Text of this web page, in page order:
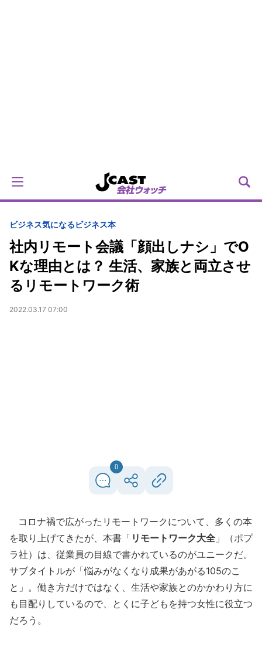
ビジネス気になるビジネス本
社内リモート会議「顔出しナシ」でO
Kな理由とは？ 生活、家族と両立させ
るリモートワーク術
2022.03.17 07:00
0
コロナ禍で広がったリモートワークについて、多くの本
を取り上げてきたが、本書「 リモートワーク大全 」（ポプ
ラ社）は、従業員の目線で書かれているのがユニークだ。
サブタイトルが「悩みがなくなり成果があがる105のこ
と」。働き方だけではなく、生活や家族とのかかわり方に
も目配りしているので、とくに子どもを持つ女性に役立つ
だろう。